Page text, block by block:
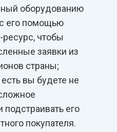
оборудованию
его помощью
ресурс, чтобы
заявки из
страны;
есть вы будете не
подстраивать его
покупателя.